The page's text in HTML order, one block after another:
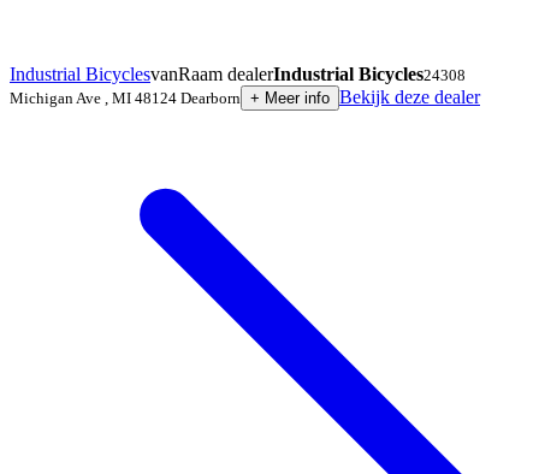
Industrial BicyclesvanRaam dealerIndustrial Bicycles24308
Michigan Ave , MI 48124 Dearborn + Meer info Bekijk deze dealer